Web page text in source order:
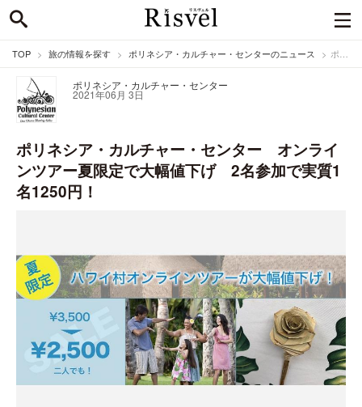
TOP 旅の情報を探す ポリネシア・カルチャー・センターのニュース ポリネシア・カルチャー・センター オンラインツアー夏限定で大幅値下げ 2名参加で実質1名1250円！
ポリネシア・カルチャー・センター
2021年06月 3日
ポリネシア・カルチャー・センター オンライ
ンツアー夏限定で大幅値下げ 2名参加で実質1
名1250円！